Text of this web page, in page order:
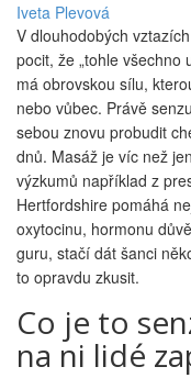
Iveta Plevová
V dlouhodobých
pocit, že „tohle všechno
má obrovskou sílu,
nebo vůbec. Právě
sebou znovu probudit
dnů. Masáž je víc než
výzkumů například z
Hertfordshire pomáhá
oxytocinu, hormonu
guru, stačí dát šanci
to opravdu zkusit.
Co je to
na ni lidé